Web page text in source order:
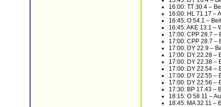
16:00: TT 30.4 –
16:00: HL 71.17 –
16:45: O 54.1 –
16:45: AKE 13.1 –
17:00: CPP 28.7 –
17:00: CPP 28.7 –
17:00: DY 22.9 –
17:00: DY 22.28 –
17:00: DY 22.38 –
17:00: DY 22.54 –
17:00: DY 22.55 –
17:00: DY 22.56 –
17:30: BP 17.43 –
18:15: O 58.11 –
18:45: MA 32.11 –